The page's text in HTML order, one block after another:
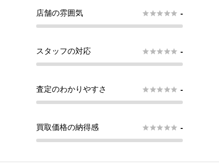
店舗の雰囲気  -
スタッフの対応  -
査定のわかりやすさ  -
買取価格の納得感  -